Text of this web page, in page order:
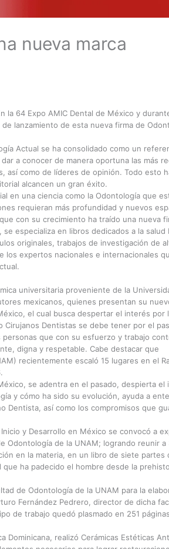
nueva marca
la 64 Expo AMIC Dental de México y
lanzamiento de esta nueva firma de
Actual se ha consolidado como un
a conocer de manera oportuna las más
así como de líderes de opinión. Todo esto
alcancen un gran éxito.
en una ciencia como la Odontología que
requieran más profundidad y nuevos
con su crecimiento ha traído una nueva
especializa en libros dedicados a la salud
originales, trabajos de investigación de
los expertos nacionales e internacionales
universitaria proveniente de la
mexicanos, quienes presentan su
el cual busca despertar el interés por
Dentistas se debe tener por el
que con su esfuerzo y trabajo
digna y respetable. Cabe destacar que
recientemente escaló 15 lugares en el
se adentra en el pasado, despierta el
y cómo ha sido su evolución, ayuda a
Dentista, así como los compromisos que
y Desarrollo en México se convocó a
Odontología de la UNAM; logrando reunir a
en la materia, en un libro de siete partes
ha padecido el hombre desde la
de Odontología de la UNAM para la
Fernández Pedrero, director de dicha
de trabajo quedó plasmado en 251
Dominicana, realizó Cerámicas Estéticas